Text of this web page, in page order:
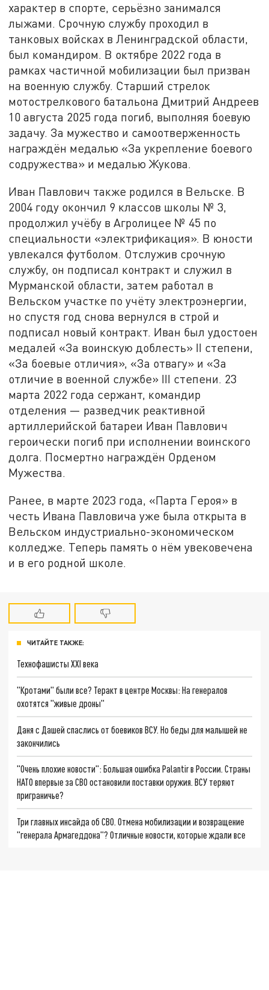
характер в спорте, серьёзно занимался
лыжами. Срочную службу проходил в
танковых войсках в Ленинградской области,
был командиром. В октябре 2022 года в
рамках частичной мобилизации был призван
на военную службу. Старший стрелок
мотострелкового батальона Дмитрий Андреев
10 августа 2025 года погиб, выполняя боевую
задачу. За мужество и самоотверженность
награждён медалью «За укрепление боевого
содружества» и медалью Жукова.
Иван Павлович также родился в Вельске. В
2004 году окончил 9 классов школы № 3,
продолжил учёбу в Агролицее № 45 по
специальности «электрификация». В юности
увлекался футболом. Отслужив срочную
службу, он подписал контракт и служил в
Мурманской области, затем работал в
Вельском участке по учёту электроэнергии,
но спустя год снова вернулся в строй и
подписал новый контракт. Иван был удостоен
медалей «За воинскую доблесть» II степени,
«За боевые отличия», «За отвагу» и «За
отличие в военной службе» III степени. 23
марта 2022 года сержант, командир
отделения — разведчик реактивной
артиллерийской батареи Иван Павлович
героически погиб при исполнении воинского
долга. Посмертно награждён Орденом
Мужества.
Ранее, в марте 2023 года, «Парта Героя» в
честь Ивана Павловича уже была открыта в
Вельском индустриально-экономическом
колледже. Теперь память о нём увековечена
и в его родной школе.
ЧИТАЙТЕ ТАКЖЕ:
Технофашисты XXI века
"Кротами" были все? Теракт в центре Москвы: На генералов
охотятся "живые дроны"
Даня с Дашей спаслись от боевиков ВСУ. Но беды для малышей не
закончились
"Очень плохие новости": Большая ошибка Palantir в России. Страны
НАТО впервые за СВО остановили поставки оружия. ВСУ теряют
приграничье?
Три главных инсайда об СВО. Отмена мобилизации и возвращение
"генерала Армагеддона"? Отличные новости, которые ждали все